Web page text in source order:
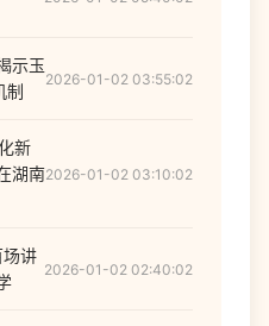
示玉
制
2026-01-02 03:55:02
新
湖南2026-01-02 03:10:02
场讲
2026-01-02 02:40:02